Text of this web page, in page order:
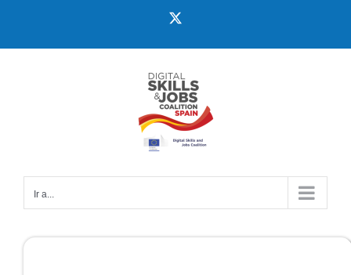
Ir a...